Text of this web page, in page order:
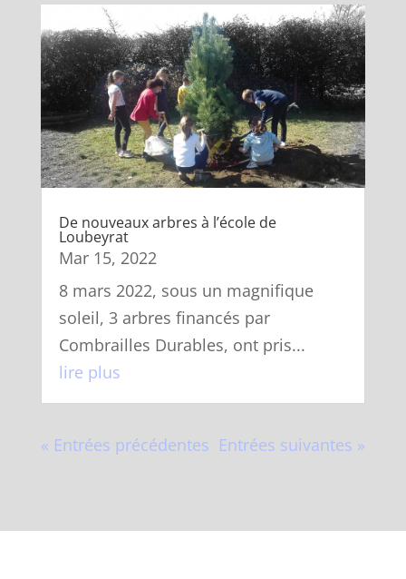
De nouveaux arbres à l’école de
Loubeyrat
Mar 15, 2022
8 mars 2022, sous un magnifique
soleil, 3 arbres financés par
Combrailles Durables, ont pris...
lire plus
« Entrées précédentes Entrées suivantes »